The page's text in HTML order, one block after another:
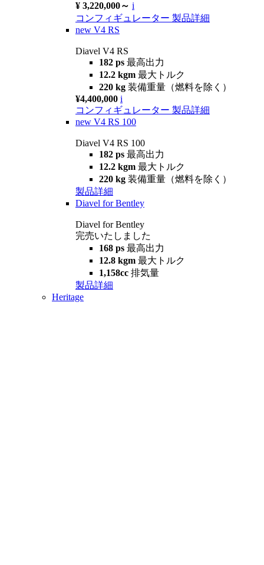
¥ 3,220,000～ i
コンフィギュレーター 製品詳細
new V4 RS
Diavel V4 RS
182 ps 最高出力
12.2 kgm 最大トルク
220 kg 装備重量（燃料を除く）
¥4,400,000 i
コンフィギュレーター 製品詳細
new V4 RS 100
Diavel V4 RS 100
182 ps 最高出力
12.2 kgm 最大トルク
220 kg 装備重量（燃料を除く）
製品詳細
Diavel for Bentley
Diavel for Bentley
完売いたしました
168 ps 最高出力
12.8 kgm 最大トルク
1,158cc 排気量
製品詳細
Heritage